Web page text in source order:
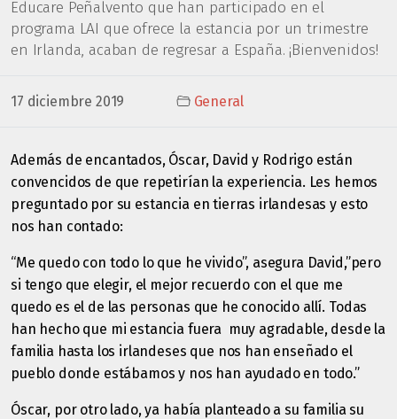
Educare Peñalvento que han participado en el
programa LAI que ofrece la estancia por un trimestre
en Irlanda, acaban de regresar a España. ¡Bienvenidos!
17 diciembre 2019 General
Además de encantados, Óscar, David y Rodrigo están
convencidos de que repetirían la experiencia. Les hemos
preguntado por su estancia en tierras irlandesas y esto
nos han contado:
“Me quedo con todo lo que he vivido”, asegura David,”pero
si tengo que elegir, el mejor recuerdo con el que me
quedo es el de las personas que he conocido allí. Todas
han hecho que mi estancia fuera muy agradable, desde la
familia hasta los irlandeses que nos han enseñado el
pueblo donde estábamos y nos han ayudado en todo.”
Óscar, por otro lado, ya había planteado a su familia su